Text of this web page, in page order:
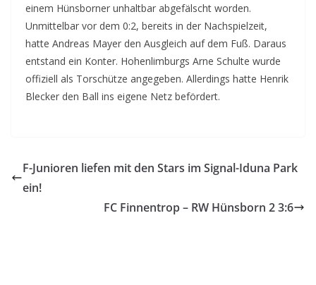
einem Hünsborner unhaltbar abgefälscht worden.
Unmittelbar vor dem 0:2, bereits in der Nachspielzeit,
hatte Andreas Mayer den Ausgleich auf dem Fuß. Daraus
entstand ein Konter. Hohenlimburgs Arne Schulte wurde
offiziell als Torschütze angegeben. Allerdings hatte Henrik
Blecker den Ball ins eigene Netz befördert.
F-Junioren liefen mit den Stars im Signal-Iduna Park
ein!
FC Finnentrop – RW Hünsborn 2 3:6